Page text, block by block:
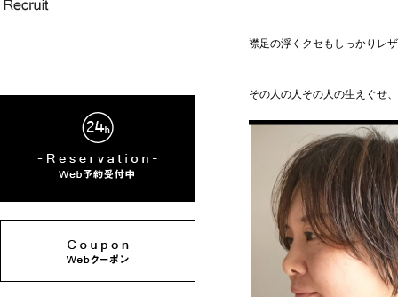
襟足の浮くクセもしっかりレ
その人の人その人の生えぐせ